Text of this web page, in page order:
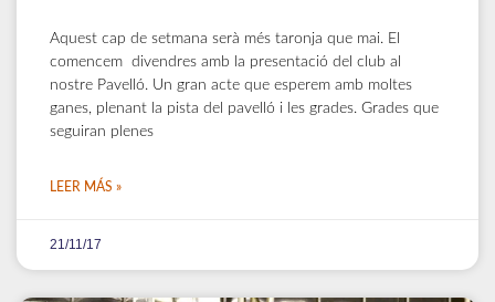
Aquest cap de setmana serà més taronja que mai. El
comencem divendres amb la presentació del club al
nostre Pavelló. Un gran acte que esperem amb moltes
ganes, plenant la pista del pavelló i les grades. Grades que
seguiran plenes
LEER MÁS »
21/11/17